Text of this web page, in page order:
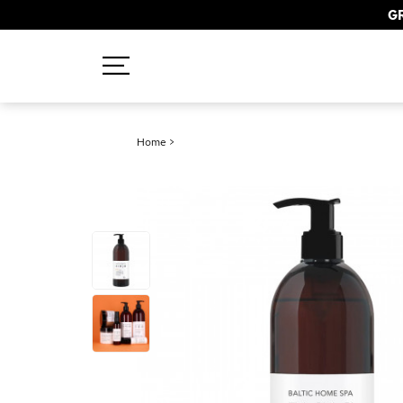
Home >
Solaire
Brumes
Blush
Rouge à Lèvres